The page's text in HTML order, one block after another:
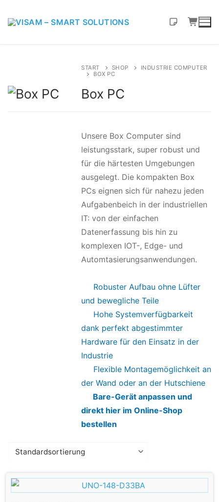
START SHOP
INDUSTRIE COMPUTER
BOX PC
Box PC
Unsere Box Computer sind
leistungsstark, super robust und
für die härtesten Umgebungen
ausgelegt. Die kompakten Box
PCs eignen sich für nahezu jeden
Aufgabenbeich in der industriellen
IT: von der einfachen
Datenerfassung bis hin zu
komplexen IOT-, Edge- und
Automtasierungsanwendungen.
Robuster Aufbau ohne Lüfter
und bewegliche Teile
Hohe Systemverfügbarkeit
dank perfekt abgestimmter
Hardware für den Einsatz in der
Industrie
Flexible Montagemöglichkeit an
der Wand oder an der Hutschiene
Bare-Gerät anpassen und
direkt hier im Online-Shop
bestellen